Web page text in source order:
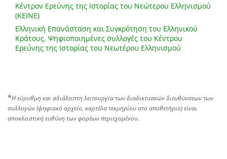
Κέντρον Ερεύνης της Ιστορίας του Νεώτερου Ελληνισμού
(ΚΕΙΝΕ)
Ελληνική Επανάσταση και Συγκρότηση του Ελληνικού
Κράτους. Ψηφιοποιημένες συλλογές του Κέντρου
Ερεύνης της Ιστορίας του Νεωτέρου Ελληνισμού
*Η εύρυθμη και αδιάλειπτη λειτουργία των διαδικτυακών διευθύνσεων των
συλλογών (ψηφιακό αρχείο, καρτέλα τεκμηρίου στο αποθετήριο) είναι
αποκλειστική ευθύνη των φορέων περιεχομένου.